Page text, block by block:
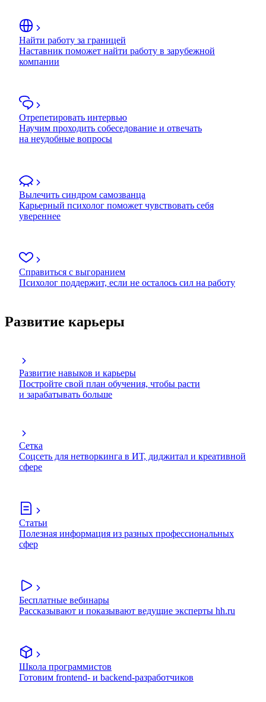
Найти работу за границей
Наставник поможет найти работу в зарубежной
компании
Отрепетировать интервью
Научим проходить собеседование и отвечать
на неудобные вопросы
Вылечить синдром самозванца
Карьерный психолог поможет чувствовать себя
увереннее
Справиться с выгоранием
Психолог поддержит, если не осталось сил на работу
Развитие карьеры
Развитие навыков и карьеры
Постройте свой план обучения, чтобы расти
и зарабатывать больше
Сетка
Соцсеть для нетворкинга в ИТ, диджитал и креативной
сфере
Статьи
Полезная информация из разных профессиональных
сфер
Бесплатные вебинары
Рассказывают и показывают ведущие эксперты hh.ru
Школа программистов
Готовим frontend- и backend-разработчиков